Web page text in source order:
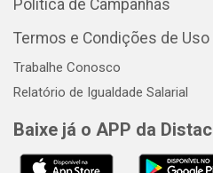
Política de Campanhas
Termos e Condições de Uso
Trabalhe Conosco
Relatório de Igualdade Salarial
Baixe já o APP da Distac